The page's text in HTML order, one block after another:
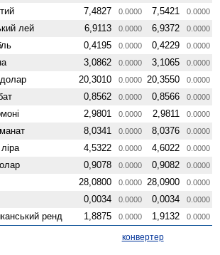
7,4827 0.0000 7,5421 0.0000
лей 6,9113 0.0000 6,9372 0.0000
0,4195 0.0000 0,4229 0.0000
3,0862 0.0000 3,1065 0.0000
долар 20,3010 0.0000 20,3550 0.0000
0,8562 0.0000 0,8566 0.0000
2,9801 0.0000 2,9811 0.0000
8,0341 0.0000 8,0376 0.0000
4,5322 0.0000 4,6022 0.0000
0,9078 0.0000 0,9082 0.0000
28,0800 0.0000 28,0900 0.0000
0,0034 0.0000 0,0034 0.0000
ренд 1,8875 0.0000 1,9132 0.0000
конвертер